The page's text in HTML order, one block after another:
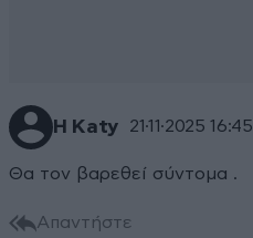
Η Katy 21·11·2025 16:45
Θα τον βαρεθεί σύντομα .
Απαντήστε